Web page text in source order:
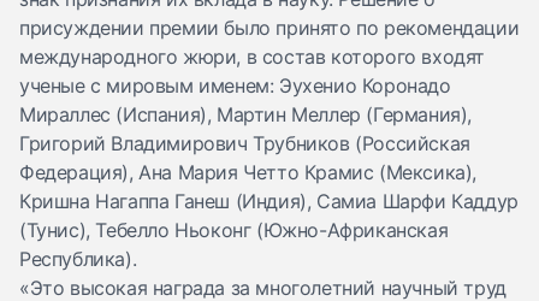
присуждении премии было принято по рекомендации
международного жюри, в состав которого входят
ученые с мировым именем: Эухенио Коронадо
Мираллес (Испания), Мартин Меллер (Германия),
Григорий Владимирович Трубников (Российская
Федерация), Ана Мария Четто Крамис (Мексика),
Кришна Нагаппа Ганеш (Индия), Самиа Шарфи Каддур
(Тунис), Тебелло Ньоконг (Южно-Африканская
Республика).
«Это высокая награда за многолетний научный труд